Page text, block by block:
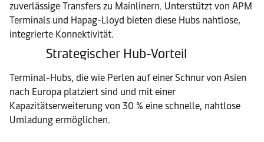
zuverlässige Transfers zu Mainlinern. Unterstützt von APM
Terminals und Hapag-Lloyd bieten diese Hubs nahtlose,
integrierte Konnektivität.
Strategischer Hub-Vorteil
Terminal-Hubs, die wie Perlen auf einer Schnur von Asien
nach Europa platziert sind und mit einer
Kapazitätserweiterung von 30 % eine schnelle, nahtlose
Umladung ermöglichen.